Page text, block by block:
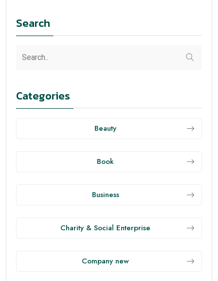
Search
Categories
Beauty
Book
Business
Charity & Social Enterprise
Company new